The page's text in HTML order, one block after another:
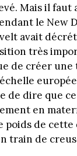
Mais il faut
le New
avait
très
de créer une
de dire que
en
poids de cette
train de